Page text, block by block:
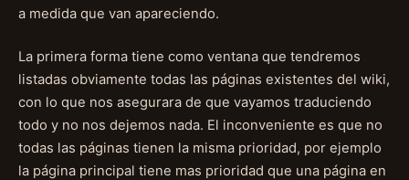
a medida que van apareciendo.
La primera forma tiene como ventana que tendremos
listadas obviamente todas las páginas existentes del wiki,
con lo que nos asegurara de que vayamos traduciendo
todo y no nos dejemos nada. El inconveniente es que no
todas las páginas tienen la misma prioridad, por ejemplo
la página principal tiene mas prioridad que una página en